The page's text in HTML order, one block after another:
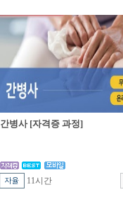
간병사 [자격증 과정]
11시간